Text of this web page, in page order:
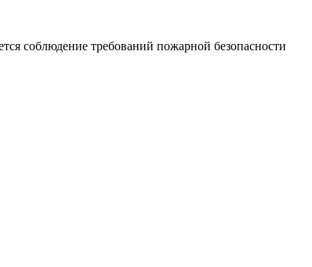
соблюдение требований пожарной безопасности